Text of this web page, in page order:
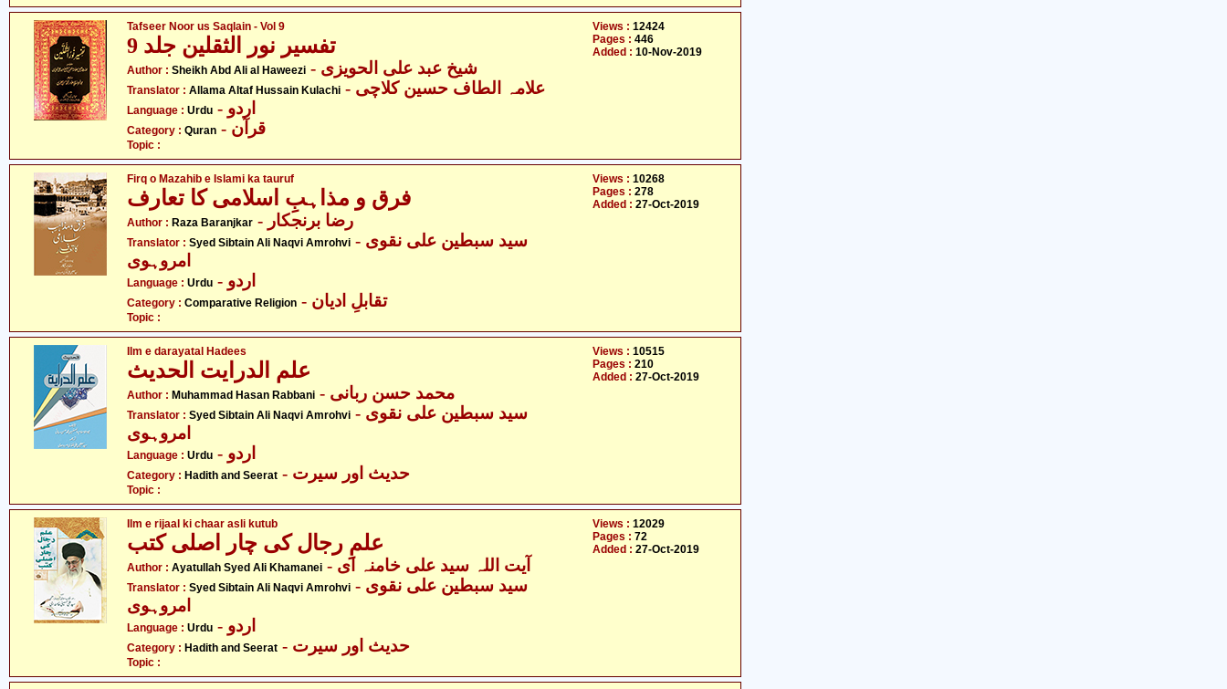
Tafseer Noor us Saqlain - Vol 9
تفسیر نور الثقلین جلد 9
Author : Sheikh Abd Ali al Haweezi - شیخ عبد علی الحویزی
Translator : Allama Altaf Hussain Kulachi - علامہ الطاف حسین کلاچی
Language : Urdu - اردو
Category : Quran - قرآن
Topic :
Views : 12424
Pages : 446
Added : 10-Nov-2019
Firq o Mazahib e Islami ka tauruf
فرق و مذاہبِ اسلامی کا تعارف
Author : Raza Baranjkar - رضا برنجکار
Translator : Syed Sibtain Ali Naqvi Amrohvi - سید سبطین علی نقوی
امروہوی
Language : Urdu - اردو
Category : Comparative Religion - تقابلِ ادیان
Topic :
Views : 10268
Pages : 278
Added : 27-Oct-2019
Ilm e darayatal Hadees
علم الدرایت الحدیث
Author : Muhammad Hasan Rabbani - محمد حسن ربانی
Translator : Syed Sibtain Ali Naqvi Amrohvi - سید سبطین علی نقوی
امروہوی
Language : Urdu - اردو
Category : Hadith and Seerat - حدیث اور سیرت
Topic :
Views : 10515
Pages : 210
Added : 27-Oct-2019
Ilm e rijaal ki chaar asli kutub
علمِ رجال کی چار اصلی کتب
Author : Ayatullah Syed Ali Khamanei - آیت اللہ سید علی خامنہ ای
Translator : Syed Sibtain Ali Naqvi Amrohvi - سید سبطین علی نقوی
امروہوی
Language : Urdu - اردو
Category : Hadith and Seerat - حدیث اور سیرت
Topic :
Views : 12029
Pages : 72
Added : 27-Oct-2019